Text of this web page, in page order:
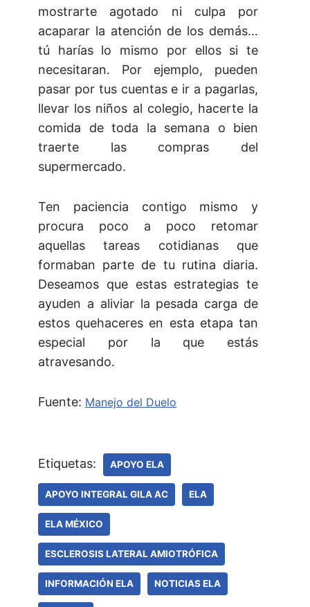
mostrarte agotado ni culpa por
acaparar la atención de los demás…
tú harías lo mismo por ellos si te
necesitaran. Por ejemplo, pueden
pasar por tus cuentas e ir a pagarlas,
llevar los niños al colegio, hacerte la
comida de toda la semana o bien
traerte las compras del
supermercado.
Ten paciencia contigo mismo y
procura poco a poco retomar
aquellas tareas cotidianas que
formaban parte de tu rutina diaria.
Deseamos que estas estrategias te
ayuden a aliviar la pesada carga de
estos quehaceres en esta etapa tan
especial por la que estás
atravesando.
Fuente: Manejo del Duelo
Etiquetas: APOYO ELA
APOYO INTEGRAL GILA AC ELA
ELA MÉXICO
ESCLEROSIS LATERAL AMIOTRÓFICA
INFORMACIÓN ELA NOTICIAS ELA